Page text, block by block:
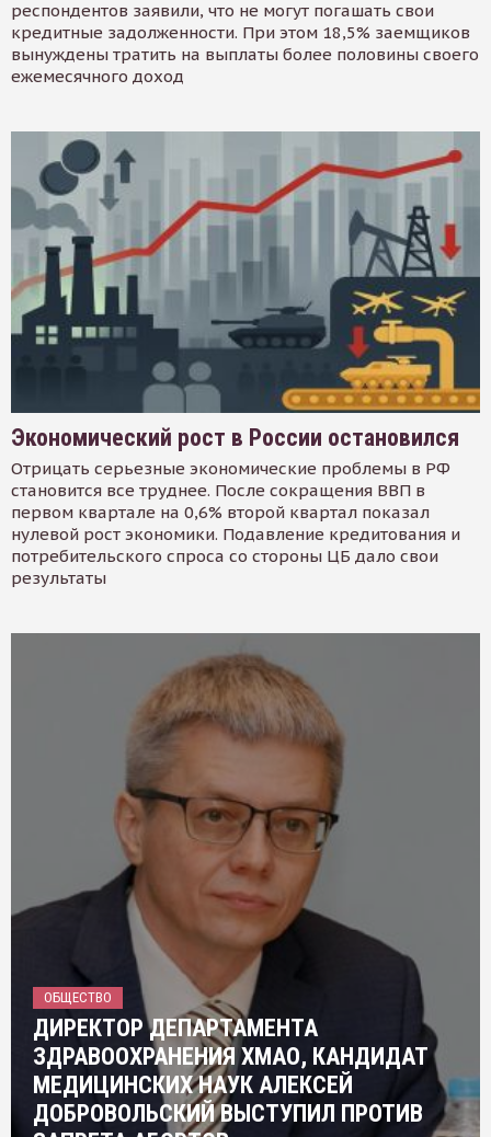
респондентов заявили, что не могут погашать свои
кредитные задолженности. При этом 18,5% заемщиков
вынуждены тратить на выплаты более половины своего
ежемесячного доход
Экономический рост в России остановился
Отрицать серьезные экономические проблемы в РФ
становится все труднее. После сокращения ВВП в
первом квартале на 0,6% второй квартал показал
нулевой рост экономики. Подавление кредитования и
потребительского спроса со стороны ЦБ дало свои
результаты
ОБЩЕСТВО
ДИРЕКТОР ДЕПАРТАМЕНТА
ЗДРАВООХРАНЕНИЯ ХМАО, КАНДИДАТ
МЕДИЦИНСКИХ НАУК АЛЕКСЕЙ
ДОБРОВОЛЬСКИЙ ВЫСТУПИЛ ПРОТИВ